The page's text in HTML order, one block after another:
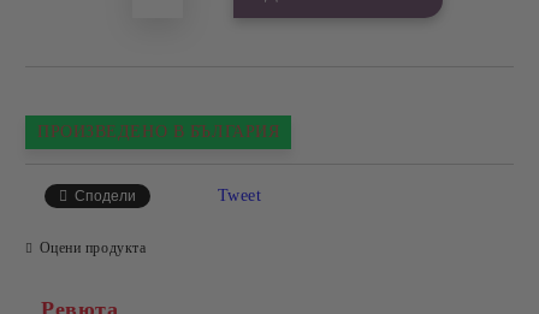
ПРОИЗВЕДЕНО В БЪЛГАРИЯ
Сподели Tweet
Оцени продукта
Ревюта